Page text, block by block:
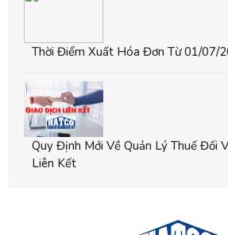
Thời Điểm Xuất Hóa Đơn Từ 01/07/
Quy Định Mới Về Quản Lý Thuế Đối
Liên Kết